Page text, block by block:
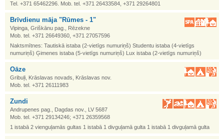
Tel. +371 65462296. Mob. tel. +371 26433584, +371 29264801
Brīvdienu māja "Rūmes - 1"
Vipinga, Griškānu pag., Rēzekne
Mob. tel. +371 26649360, +371 27057596
Naktsmītnes: Tautiskā istaba (2-vietīgs numuriņš) Studentu istaba (4-vietīgs
numuriņš) Ģimenes istaba (5-vietīgs numuriņš) Lux istaba (2-vietīgs numuriņš)
Oāze
Gribuļi, Krāslavas novads, Krāslavas nov.
Mob. tel. +371 26111983
Zundi
Andrupenes pag., Dagdas nov., LV 5687
Mob. tel. +371 29134246; +371 26359568
1 istabā 2 vienguļamās gultas 1 istabā 1 divguļamā gulta 1 istabā 1 divguļamā gulta